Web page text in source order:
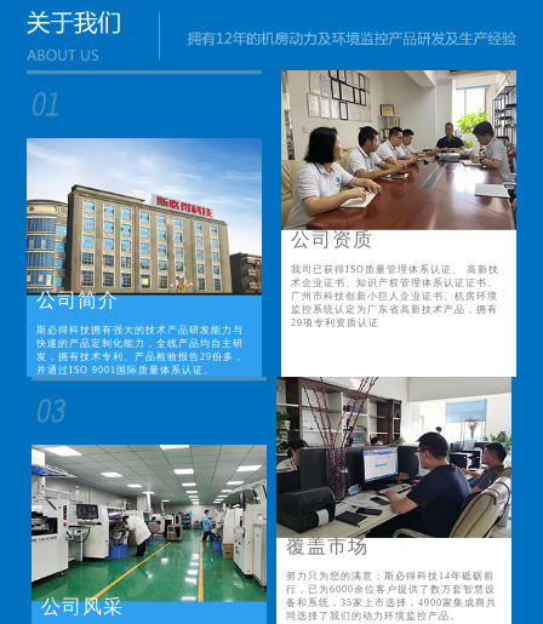
公司简介
斯必得科技拥有强大的技术产品研发能力与
快速的产品定制化能力，全线产品均自主研
发，拥有技术专利、产品检验报告29份多，
并通过ISO 9001国际质量体系认证。
公司资质
我司已获得ISO质量管理体系认证、 高新技
术企业证书、知识产权管理体系认证证书、
广州市科技创新小巨人企业证书、机房环境
监控系统认定为广东省高新技术产品，拥有
29项专利资质认证
公司风采
覆盖市场
努力只为您的满意；斯必得科技14年砥砺前
行，已为6000余位客户提供了数万套智慧设
备和系统，35家上市选择，4900家集成商共
同选择了我们的动力环境监控产品。